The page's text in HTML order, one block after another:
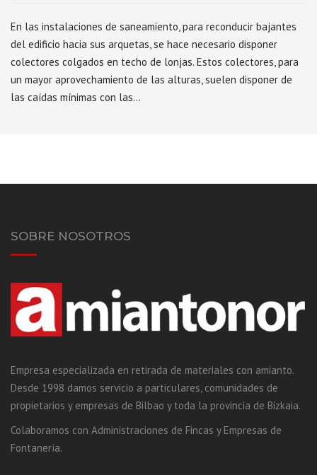
En las instalaciones de saneamiento, para reconducir bajantes
del edificio hacia sus arquetas, se hace necesario disponer
colectores colgados en techo de lonjas. Estos colectores, para
un mayor aprovechamiento de las alturas, suelen disponer de
las caídas mínimas con las…
SOBRE NOSOTROS
Empresa especializada en retirada de materiales con amianto.
Desde 1998 damos servicio a particulares, comunidades de
propietarios y empresas de Bilbao y toda la provincia de Bizkaia.
Colaboramos con Administraciones de Fincas y Empresas de
Fontanería.